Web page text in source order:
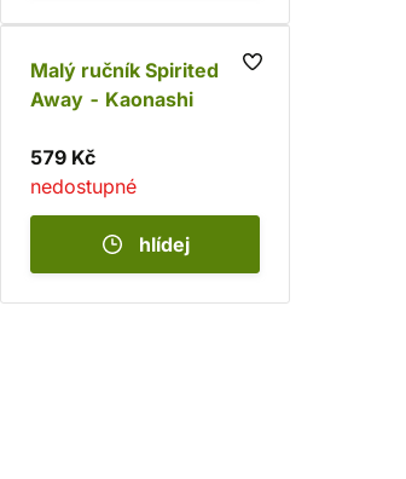
Malý ručník Spirited
Away - Kaonashi
579 Kč
nedostupné
hlídej